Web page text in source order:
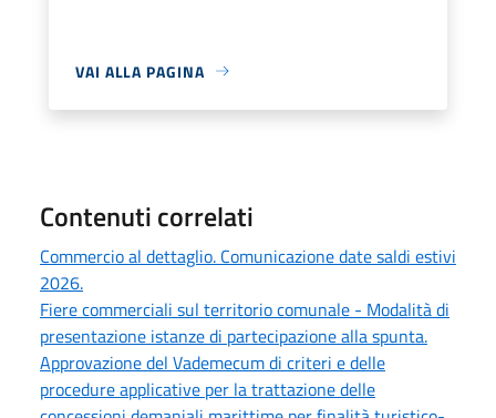
VAI ALLA PAGINA
Contenuti correlati
Commercio al dettaglio. Comunicazione date saldi estivi
2026.
Fiere commerciali sul territorio comunale - Modalità di
presentazione istanze di partecipazione alla spunta.
Approvazione del Vademecum di criteri e delle
procedure applicative per la trattazione delle